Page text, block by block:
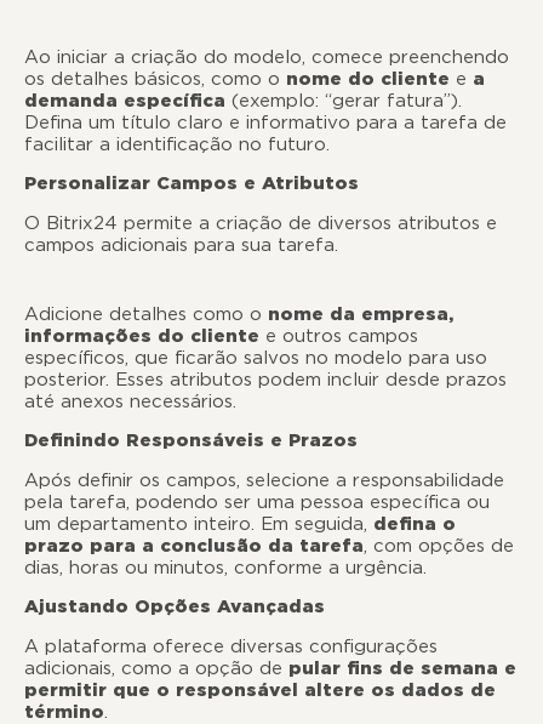
Ao iniciar a criação do modelo, comece preenchendo
os detalhes básicos, como o nome do cliente e a
demanda específica (exemplo: “gerar fatura”).
Defina um título claro e informativo para a tarefa de
facilitar a identificação no futuro.
Personalizar Campos e Atributos
O Bitrix24 permite a criação de diversos atributos e
campos adicionais para sua tarefa.
Adicione detalhes como o nome da empresa,
informações do cliente e outros campos
específicos, que ficarão salvos no modelo para uso
posterior. Esses atributos podem incluir desde prazos
até anexos necessários.
Definindo Responsáveis ​​e Prazos
Após definir os campos, selecione a responsabilidade
pela tarefa, podendo ser uma pessoa específica ou
um departamento inteiro. Em seguida, defina o
prazo para a conclusão da tarefa, com opções de
dias, horas ou minutos, conforme a urgência.
Ajustando Opções Avançadas
A plataforma oferece diversas configurações
adicionais, como a opção de pular fins de semana e
permitir que o responsável altere os dados de
término.